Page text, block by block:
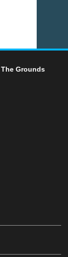
Grounds